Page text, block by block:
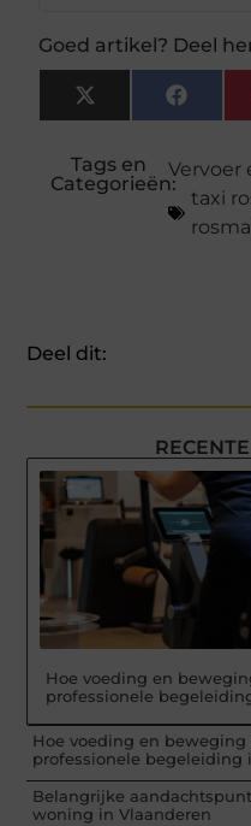
Goed artikel? Deel
X
(Twitter)
Tags en
Categorieën:
Vervoer
taxi
Deel dit:
Hoe voeding en
professionele
Hoe voeding en
professionele begeleiding
Belangrijke
woning in Vlaanderen